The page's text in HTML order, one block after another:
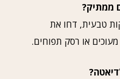
ממתיק?
טבעית, דחו את
או רסק תפוחים.